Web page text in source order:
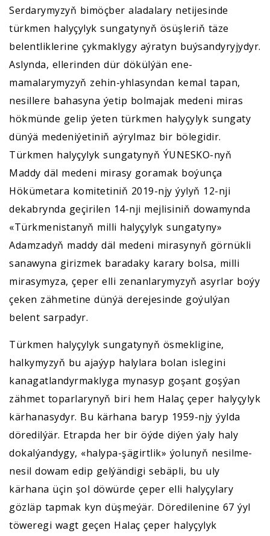
Serdarymyzyň bimöçber aladalary netijesinde
türkmen halyçylyk sungatynyň ösüşleriň täze
belentliklerine çykmaklygy aýratyn buýsandyryjydyr.
Aslynda, ellerinden dür dökülýän ene-
mamalarymyzyň zehin-yhlasyndan kemal tapan,
nesillere bahasyna ýetip bolmajak medeni miras
hökmünde gelip ýeten türkmen halyçylyk sungaty
dünýä medeniýetiniň aýrylmaz bir bölegidir.
Türkmen halyçylyk sungatynyň ÝUNESKO-nyň
Maddy däl medeni mirasy goramak boýunça
Hökümetara komitetiniň 2019-njy ýylyň 12-nji
dekabrynda geçirilen 14-nji mejlisiniň dowamynda
«Türkmenistanyň milli halyçylyk sungatyny»
Adamzadyň maddy däl medeni mirasynyň görnükli
sanawyna girizmek baradaky karary bolsa, milli
mirasymyza, çeper elli zenanlarymyzyň asyrlar boýy
çeken zähmetine dünýä derejesinde goýulýan
belent sarpadyr.
Türkmen halyçylyk sungatynyň ösmekligine,
halkymyzyň bu ajaýyp halylara bolan islegini
kanagatlandyrmaklyga mynasyp goşant goşýan
zähmet toparlarynyň biri hem Halaç çeper halyçylyk
kärhanasydyr. Bu kärhana baryp 1959-njy ýylda
döredilýär. Etrapda her bir öýde diýen ýaly haly
dokalýandygy, «halypa-şägirtlik» ýolunyň nesilme-
nesil dowam edip gelýändigi sebäpli, bu uly
kärhana üçin şol döwürde çeper elli halyçylary
gözläp tapmak kyn düşmeýär. Döredilenine 67 ýyl
töweregi wagt geçen Halaç çeper halyçylyk